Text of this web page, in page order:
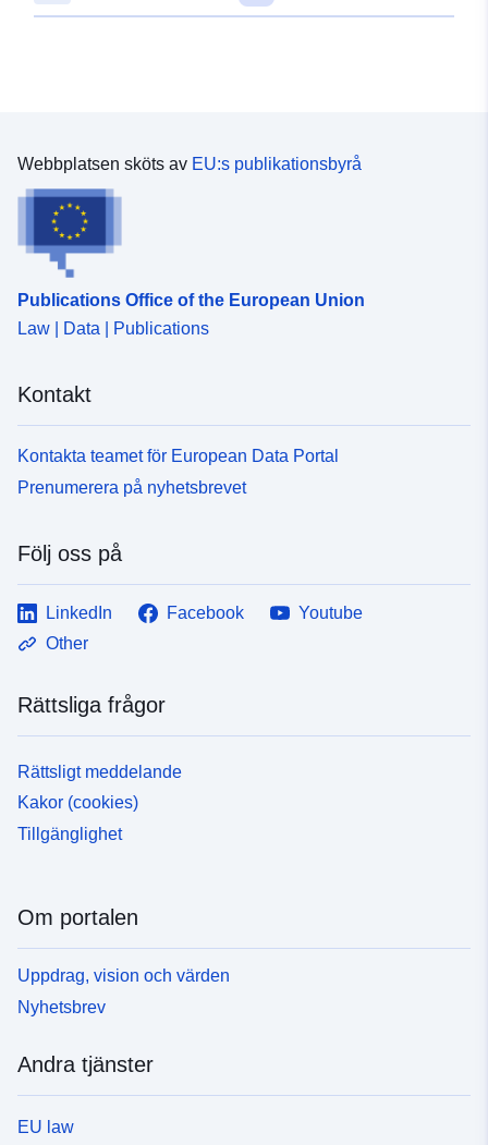
48.6430951 ], [ 9.035524,
Anpassat efter:
Resurs:
uriRef:
Webbplatsen sköts av EU:s publikationsbyrå
Publications Office of the European Union
Law | Data | Publications
Kontakt
Kontakta teamet för European Data Portal
Prenumerera på nyhetsbrevet
Följ oss på
LinkedIn Facebook
Youtube
Other
Rättsliga frågor
Rättsligt meddelande
Kakor (cookies)
Tillgänglighet
Om portalen
Uppdrag, vision och värden
Nyhetsbrev
Andra tjänster
EU law